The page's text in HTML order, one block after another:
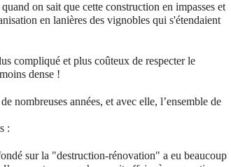
on sait que cette construction en impasses et
en lanières des vignobles qui s'étendaient
compliqué et plus coûteux de respecter le
dense !
nombreuses années, et avec elle, l’ensemble de
:
sur la "destruction-rénovation" a eu beaucoup